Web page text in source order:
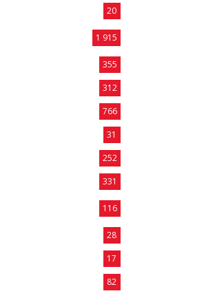
20
1 915
355
312
766
31
252
331
116
28
17
82